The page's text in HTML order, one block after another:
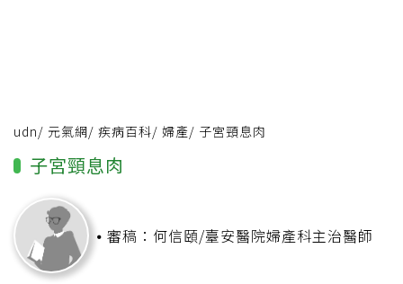
udn/ 元氣網/ 疾病百科/ 婦產/ 子宮頸息肉
子宮頸息肉
審稿：何信頤/臺安醫院婦產科主治醫師